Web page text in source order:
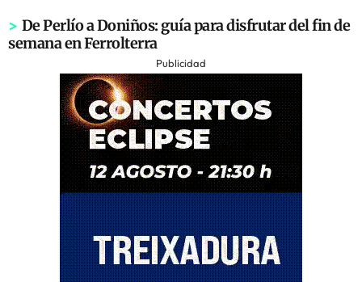
> De Perlío a Doniños: guía para disfrutar del fin de
semana en Ferrolterra
Publicidad